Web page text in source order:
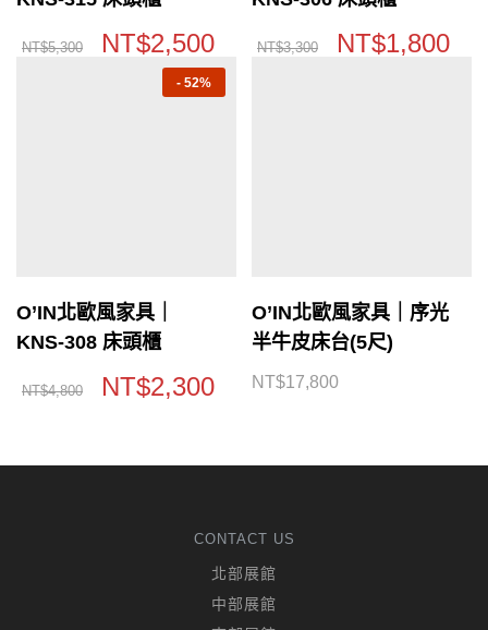
NT$5,300 NT$2,500 NT$3,300 NT$1,800
- 52%
O’IN北歐風家具｜
KNS-308 床頭櫃
NT$4,800 NT$2,300
O’IN北歐風家具｜序光
半牛皮床台(5尺)
NT$17,800
CONTACT US
北部展館
中部展館